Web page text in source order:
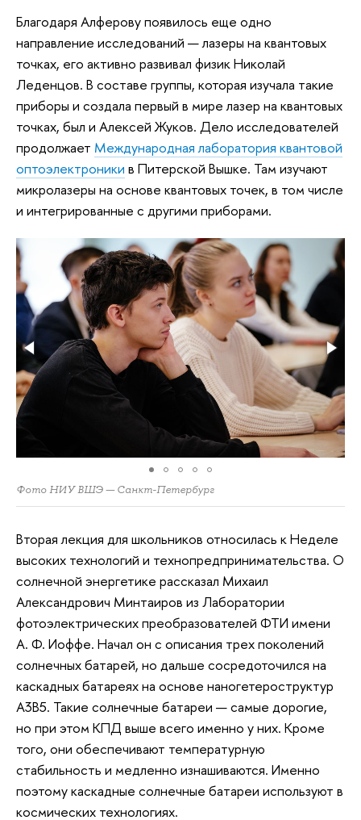
Благодаря Алферову появилось еще одно
направление исследований — лазеры на квантовых
точках, его активно развивал физик Николай
Леденцов. В составе группы, которая изучала такие
приборы и создала первый в мире лазер на квантовых
точках, был и Алексей Жуков. Дело исследователей
продолжает Международная лаборатория квантовой
оптоэлектроники в Питерской Вышке. Там изучают
микролазеры на основе квантовых точек, в том числе
и интегрированные с другими приборами.
Фото НИУ ВШЭ — Санкт-Петербург
Вторая лекция для школьников относилась к Неделе
высоких технологий и технопредпринимательства. О
солнечной энергетике рассказал Михаил
Александрович Минтаиров из Лаборатории
фотоэлектрических преобразователей ФТИ имени
А. Ф. Иоффе. Начал он с описания трех поколений
солнечных батарей, но дальше сосредоточился на
каскадных батареях на основе наногетероструктур
A3B5. Такие солнечные батареи — самые дорогие,
но при этом КПД выше всего именно у них. Кроме
того, они обеспечивают температурную
стабильность и медленно изнашиваются. Именно
поэтому каскадные солнечные батареи используют в
космических технологиях.